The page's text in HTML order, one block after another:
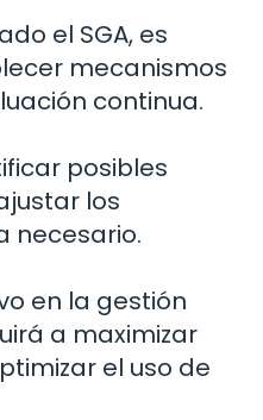
el SGA, es
mecanismos
continua.
posibles
los
necesario.
en la gestión
a maximizar
el uso de